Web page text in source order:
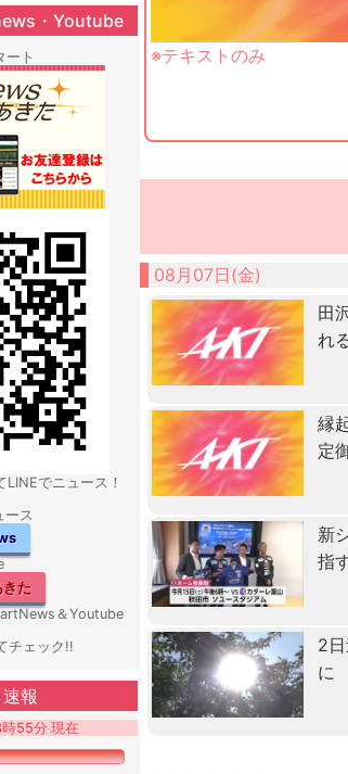
※テキストのみ
08月07日(金)
田
れ
縁
定
新
指
2
に
・Youtube
ート
でニュース！
ース
た
＆Youtube
チェック!!
報
55分 現在